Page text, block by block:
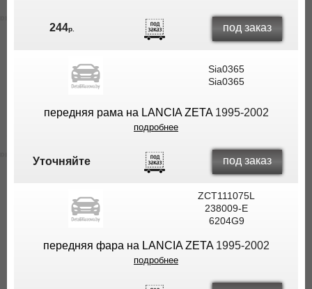
244р. под заказ
Sia0365
Sia0365
передняя рама на LANCIA ZETA1995-2002
подробнее
Уточняйте под заказ
ZCT111075L
238009-E
6204G9
передняя фара на LANCIA ZETA1995-2002
подробнее